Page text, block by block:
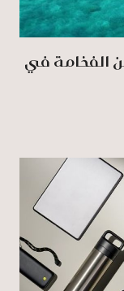
الفخامة في